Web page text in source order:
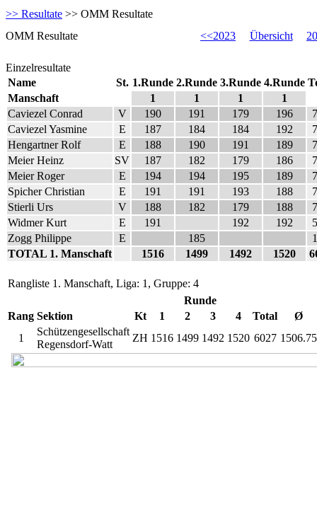
>> Resultate >> OMM Resultate
OMM Resultate
<<2023 Übersicht
Einzelresultate
Name
St. 1.Runde 2.Runde 3.Runde 4.Runde
Manschaft
1 1 1
1
Caviezel Conrad
V 190 191 179 196
Caviezel Yasmine
E 187 184 184 192
Hengartner Rolf
E 188 190 191 189
Meier Heinz
SV 187 182 179 186
Meier Roger
E 194 194 195 189
Spicher Christian
E 191 191 193 188
Stierli Urs
V 188 182 179 188
Widmer Kurt
E 191 192 192
Zogg Philippe
E 185
TOTAL 1. Manschaft
1516 1499 1492 1520
Rangliste 1. Manschaft, Liga: 1, Gruppe: 4
Runde
Rang Sektion Kt 1 2 3 4 Total
Ø
1
Schützengesellschaft
Regensdorf-Watt
ZH 1516 1499 1492 1520 6027 1506.75